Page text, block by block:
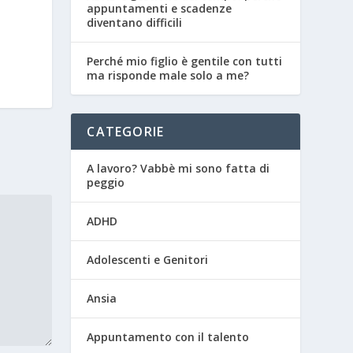
appuntamenti e scadenze
diventano difficili
Perché mio figlio è gentile con tutti
ma risponde male solo a me?
CATEGORIE
A lavoro? Vabbè mi sono fatta di
peggio
ADHD
Adolescenti e Genitori
Ansia
Appuntamento con il talento